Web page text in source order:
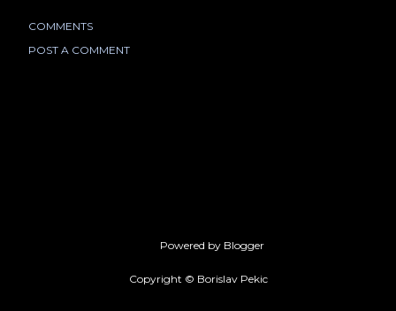
COMMENTS
POST A COMMENT
Powered by Blogger
Copyright © Borislav Pekic